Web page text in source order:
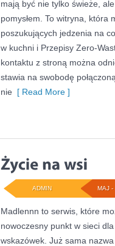
mają być nie tylko świeże,
pomysłem. To witryna, która
poszukujących jedzenia na
w kuchni i Przepisy Zero-
kontaktu z stroną można
stawia na swobodę
nie [ Read More ]
MAJ -
ADMIN
Madlennn to serwis, które
nowoczesny punkt w sieci
wskazówek. Już sama